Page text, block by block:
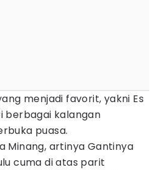
menjadi favorit, yakni Es
berbagai kalangan
puasa.
Minang, artinya Gantinya
cuma di atas parit